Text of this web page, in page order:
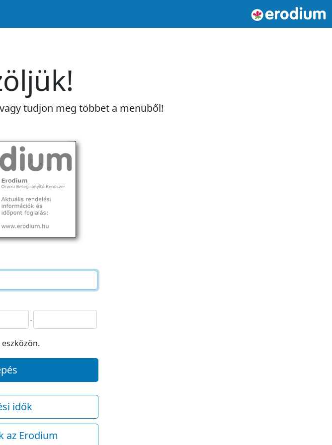
tudjon meg többet a menüből!
-
eszközön.
idők
az Erodium